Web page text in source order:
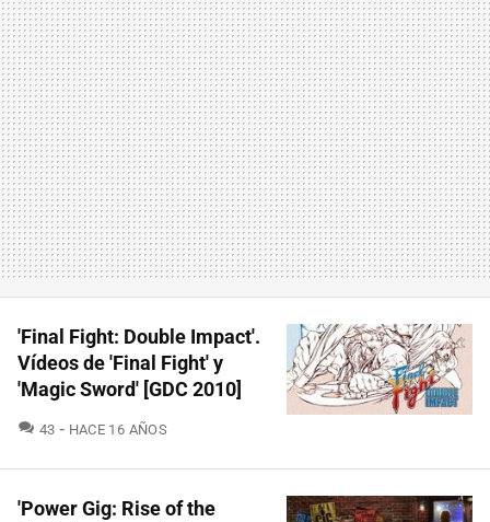
'Final Fight: Double Impact'.
Vídeos de 'Final Fight' y
'Magic Sword' [GDC 2010]
43 COMENTARIOS
HACE 16 AÑOS
'Power Gig: Rise of the